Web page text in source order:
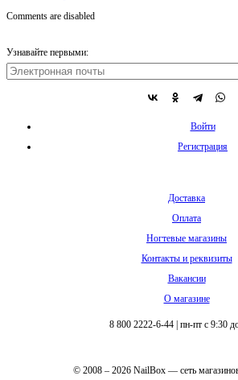
Comments are disabled
Узнавайте первыми:
Войти
Регистрация
Доставка
Оплата
Ногтевые магазины
Контакты и реквизиты
Вакансии
О магазине
8 800 2222-6-44 пн-пт с 9:30
© 2008 – 2026 NailBox — сеть